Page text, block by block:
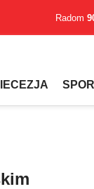
Radom